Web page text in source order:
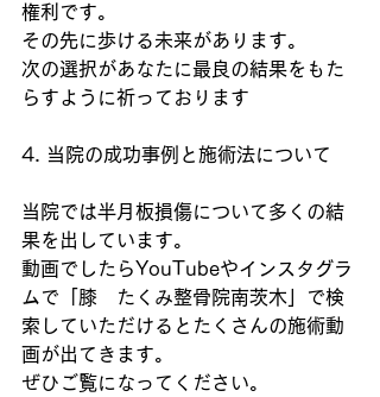
権利です。
その先に歩ける未来があります。
次の選択があなたに最良の結果をもた
らすように祈っております
4. 当院の成功事例と施術法について
当院では半月板損傷について多くの結
果を出しています。
動画でしたらYouTubeやインスタグラ
ムで「膝　たくみ整骨院南茨木」で検
索していただけるとたくさんの施術動
画が出てきます。
ぜひご覧になってください。